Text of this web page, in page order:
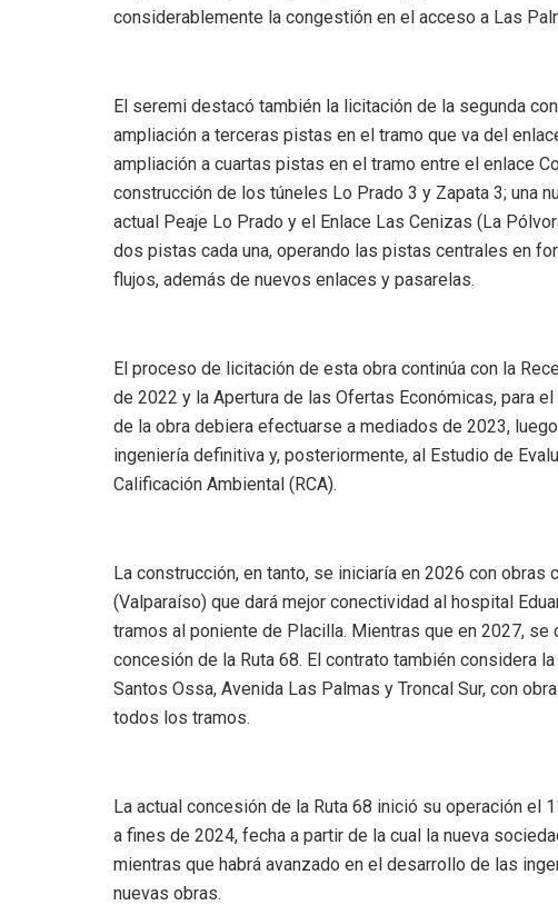
considerablemente la congestión en el acceso a Las
El seremi destacó también la licitación de la segunda
ampliación a terceras pistas en el tramo que va del
ampliación a cuartas pistas en el tramo entre el enlace
construcción de los túneles Lo Prado 3 y Zapata 3; una
actual Peaje Lo Prado y el Enlace Las Cenizas (La
dos pistas cada una, operando las pistas centrales en
flujos, además de nuevos enlaces y pasarelas.
El proceso de licitación de esta obra continúa con la
de 2022 y la Apertura de las Ofertas Económicas, para
de la obra debiera efectuarse a mediados de 2023,
ingeniería definitiva y, posteriormente, al Estudio de
Calificación Ambiental (RCA).
La construcción, en tanto, se iniciaría en 2026 con obras
(Valparaíso) que dará mejor conectividad al hospital
tramos al poniente de Placilla. Mientras que en 2027,
concesión de la Ruta 68. El contrato también considera
Santos Ossa, Avenida Las Palmas y Troncal Sur, con
todos los tramos.
La actual concesión de la Ruta 68 inició su operación el
a fines de 2024, fecha a partir de la cual la nueva
mientras que habrá avanzado en el desarrollo de las
nuevas obras.